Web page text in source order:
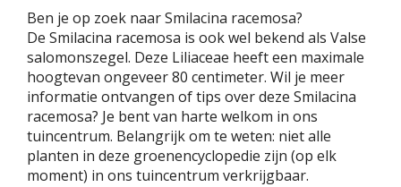
Ben je op zoek naar Smilacina racemosa?
De Smilacina racemosa is ook wel bekend als Valse
salomonszegel. Deze Liliaceae heeft een maximale
hoogtevan ongeveer 80 centimeter. Wil je meer
informatie ontvangen of tips over deze Smilacina
racemosa? Je bent van harte welkom in ons
tuincentrum. Belangrijk om te weten: niet alle
planten in deze groenencyclopedie zijn (op elk
moment) in ons tuincentrum verkrijgbaar.